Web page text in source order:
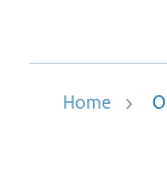
Home